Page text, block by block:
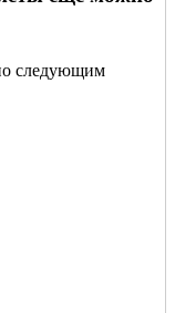
следующим